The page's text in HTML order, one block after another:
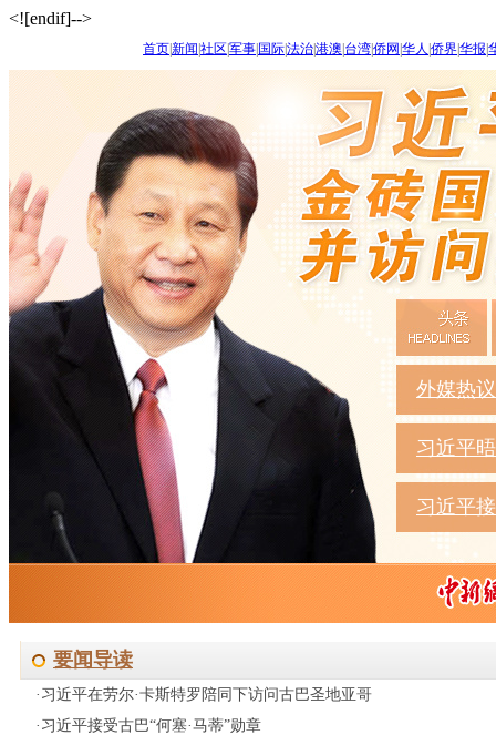
<![endif]-->
首页新闻 社区 军事 国际法治港澳 台湾侨网 华人 侨界华报
外媒热
习近平
习近平
要闻导读
· 习近平在劳尔·卡斯特罗陪同下访问古巴圣地亚哥
· 习近平接受古巴“何塞·马蒂”勋章